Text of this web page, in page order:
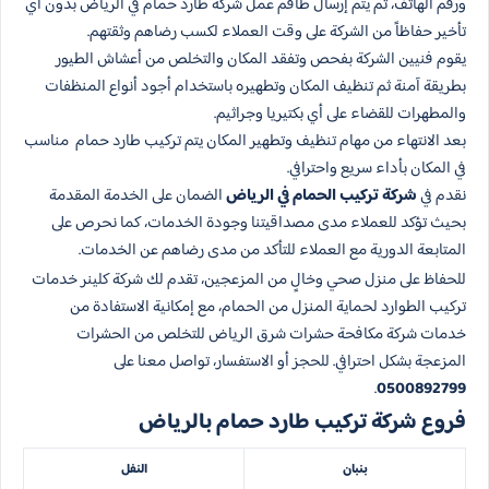
تأخير حفاظاً من الشركة على وقت العملاء لكسب رضاهم وثقتهم.
يقوم فنيين الشركة بفحص وتفقد المكان والتخلص من أعشاش الطيور
بطريقة آمنة ثم تنظيف المكان وتطهيره باستخدام أجود أنواع المنظفات
والمطهرات للقضاء على أي بكتيريا وجراثيم.
بعد الانتهاء من مهام تنظيف وتطهير المكان يتم تركيب طارد حمام مناسب
في المكان بأداء سريع واحترافي.
نقدم فيشركة تركيب الحمام في الرياضالضمان على الخدمة المقدمة
بحيث تؤكد للعملاء مدى مصداقيتنا وجودة الخدمات، كما نحرص على
المتابعة الدورية مع العملاء للتأكد من مدى رضاهم عن الخدمات.
للحفاظ على منزل صحي وخالٍ من المزعجين، تقدم لك شركة كلينر خدمات
تركيب الطوارد لحماية المنزل من الحمام، مع إمكانية الاستفادة من
خدمات شركة مكافحة حشرات شرق الرياض للتخلص من الحشرات
المزعجة بشكل احترافي. للحجز أو الاستفسار، تواصل معنا على
0500892799
.
فروع شركة تركيب طارد حمام بالرياض
بنبان النفل